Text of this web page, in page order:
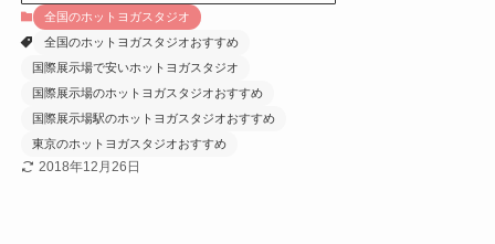
全国のホットヨガスタジオ
全国のホットヨガスタジオおすすめ
国際展示場で安いホットヨガスタジオ
国際展示場のホットヨガスタジオおすすめ
国際展示場駅のホットヨガスタジオおすすめ
東京のホットヨガスタジオおすすめ
2018年12月26日